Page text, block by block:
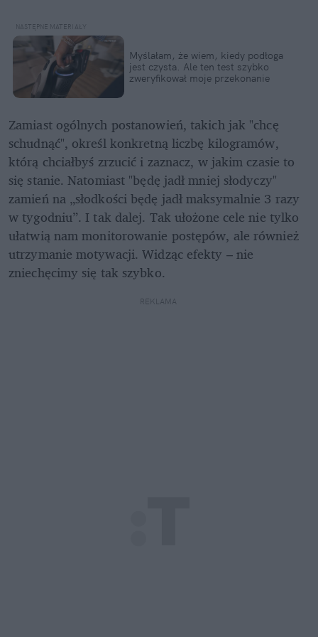
Myślałam, że wiem, kiedy podłoga
jest czysta. Ale ten test szybko
zweryfikował moje przekonanie
Zamiast ogólnych postanowień, takich jak "chcę
schudnąć", określ konkretną liczbę kilogramów,
którą chciałbyś zrzucić i zaznacz, w jakim czasie to
się stanie. Natomiast "będę jadł mniej słodyczy"
zamień na „słodkości będę jadł maksymalnie 3 razy
w tygodniu”. I tak dalej. Tak ułożone cele nie tylko
ułatwią nam monitorowanie postępów, ale również
utrzymanie motywacji. Widząc efekty – nie
zniechęcimy się tak szybko.
REKLAMA